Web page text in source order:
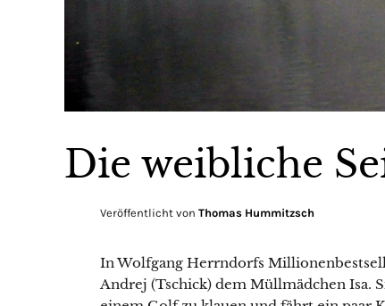
Die weibliche
Veröffentlicht von Thomas Hummitzsch
In Wolfgang Herrndorfs
Andrej (Tschick) dem Müllmädchen Isa.